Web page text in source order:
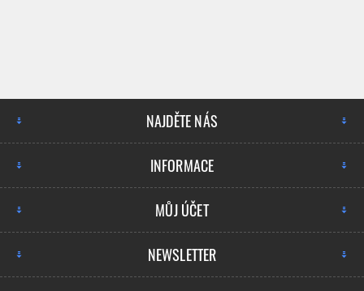
NAJDĚTE NÁS
INFORMACE
MŮJ ÚČET
NEWSLETTER